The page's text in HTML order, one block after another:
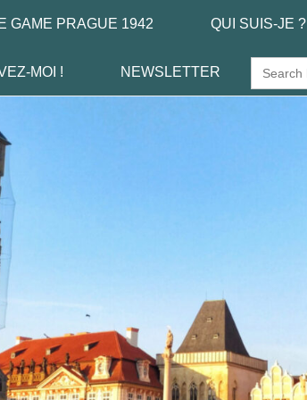
GAME PRAGUE 1942 QUI SUIS-JE ?
MOI ! NEWSLETTER
Search
for: